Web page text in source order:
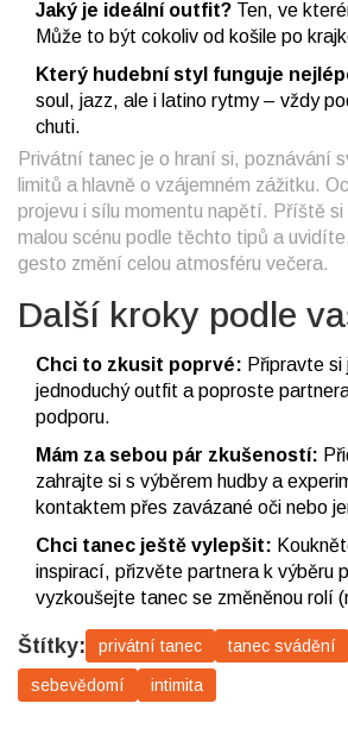
Jaký je ideální outfit? Ten, ve
Může to být cokoliv od košile po
Který hudební styl funguje
soul, jazz, ale i latino rytmy – vždy
chuti.
Privátní tanec je o hraní si, poznávání
limitů a hlavně o vzájemném zážitku.
projevu i sílu momentu napětí. Příště
malou scénu podle těchto tipů a
gesto změní celou atmosféru večera.
Další kroky podle
Chci to zkusit poprvé: Připravte si
jednoduchý outfit a poproste
podporu.
Mám za sebou pár zkušeností:
zahrajte si s výběrem hudby a
kontaktem přes zavázané oči nebo
Chci tanec ještě vylepšit:
inspirací, přizvěte partnera k výběru
vyzkoušejte tanec se změněnou rolí
Štítky: privátní tanec tanec svádění
sebevědomí intimita